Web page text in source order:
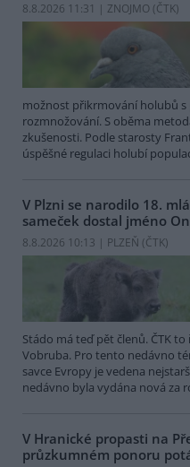
8.8.2026 11:31 | ZNOJMO (ČTK)
možnost přikrmování holubů
rozmnožování. S oběma
zkušenosti. Podle starosty
úspěšné regulaci holubí
V Plzni se narodilo 18.
sameček dostal jméno
8.8.2026 10:13 | PLZEŇ (ČTK)
Stádo má teď pět členů. ČTK
Vobruba. Pro tento nedávno
savce Evropy je vedena
nedávno byla vydána nová za
V Hranické propasti na
průzkumném ponoru